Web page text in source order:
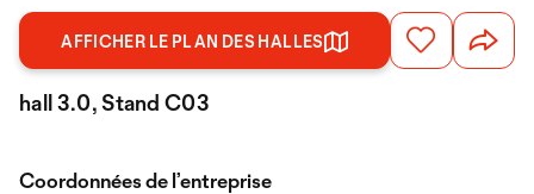
AFFICHER LE PLAN DES HALLES
hall 3.0, Stand C03
Coordonnées de l’entreprise